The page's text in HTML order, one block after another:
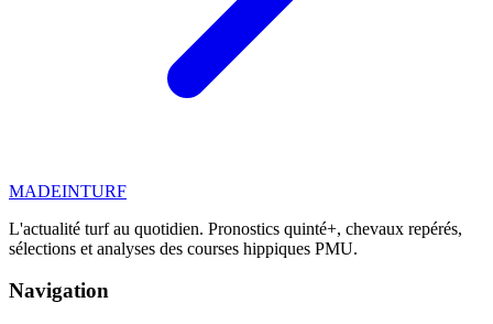
MADEINTURF
L'actualité turf au quotidien. Pronostics quinté+, chevaux repérés,
sélections et analyses des courses hippiques PMU.
Navigation